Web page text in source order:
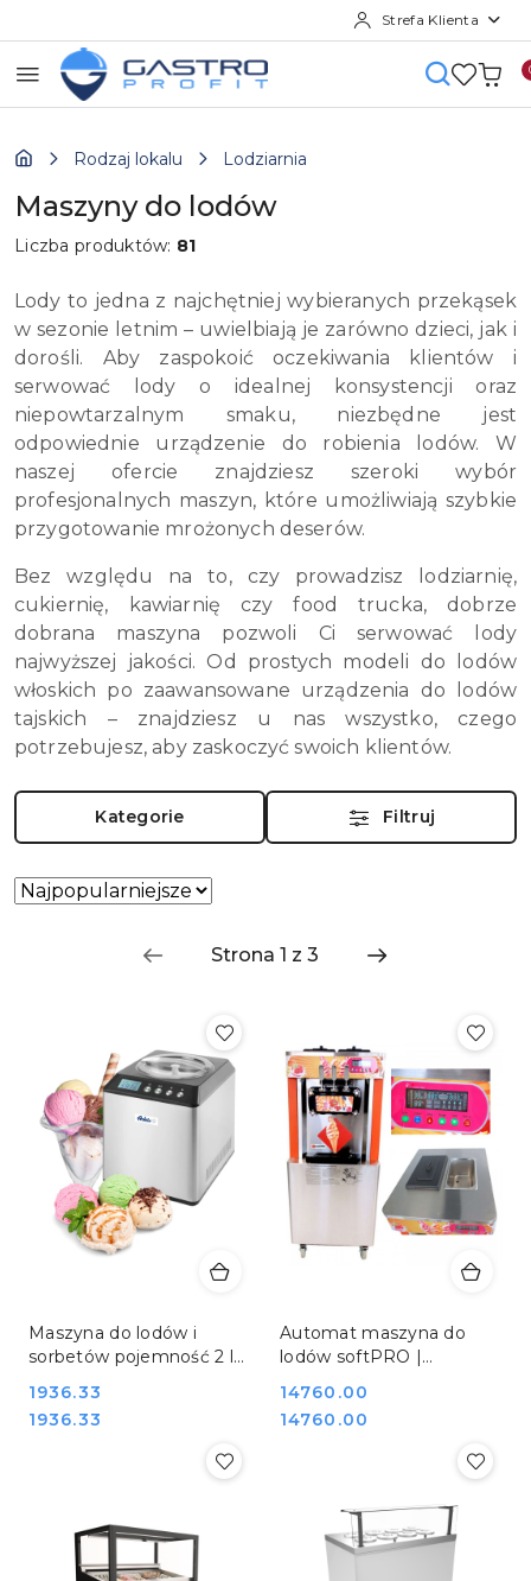
Strefa Klienta
Rodzaj lokalu Lodziarnia
Maszyny do lodów
Liczba produktów: 81
Lody to jedna z najchętniej wybieranych przekąsek
w sezonie letnim – uwielbiają je zarówno dzieci, jak i
dorośli. Aby zaspokoić oczekiwania klientów i
serwować lody o idealnej konsystencji oraz
niepowtarzalnym smaku, niezbędne jest
odpowiednie urządzenie do robienia lodów. W
naszej ofercie znajdziesz szeroki wybór
profesjonalnych maszyn, które umożliwiają szybkie
przygotowanie mrożonych deserów.
Bez względu na to, czy prowadzisz lodziarnię,
cukiernię, kawiarnię czy food trucka, dobrze
dobrana maszyna pozwoli Ci serwować lody
najwyższej jakości. Od prostych modeli do lodów
włoskich po zaawansowane urządzenia do lodów
tajskich – znajdziesz u nas wszystko, czego
potrzebujesz, aby zaskoczyć swoich klientów.
Kategorie Filtruj
Zastosowano
Najpopularniejsze.
Sortuj
Maszyna do lodów i
sorbetów pojemność 2 l
Cena:
1936.33
Cena:
1936.33
Automat maszyna do
lodów softPRO |
Cena:
14760.00
Cena:
14760.00